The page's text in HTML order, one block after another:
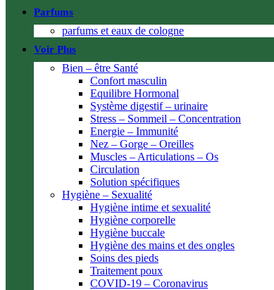
Parfums
parfums et eaux de cologne
Voir Plus
Bien – être Santé
Confort masculin
Equilibre Hormonal
Système digestif – urinaire
Stress – Sommeil – Concentration
Energie – Immunité
Nez – Gorge – Oreilles
Muscles – Articulations – Os
Circulation
Solution spécifiques
Hygiène – Sexualité
Hygiène intime et sexualité
Hygiène corporelle
Hygiène buccale
Hygiène des mains et des ongles
Soins des pieds
Traitement poux
COVID-19 – Coronavirus